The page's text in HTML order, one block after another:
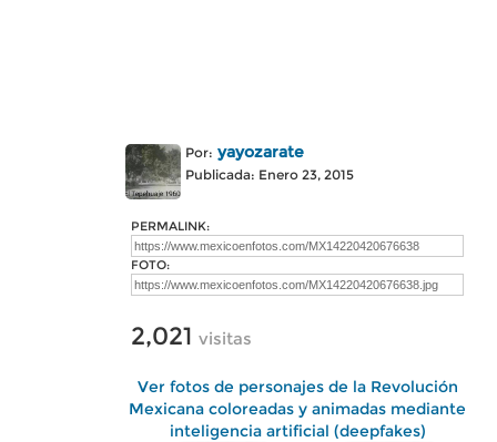
Por: yayozarate
Publicada: Enero 23, 2015
PERMALINK:
FOTO:
2,021 visitas
Ver fotos de personajes de la Revolución
Mexicana coloreadas y animadas mediante
inteligencia artificial (deepfakes)